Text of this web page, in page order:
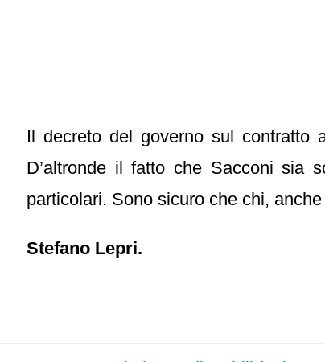
Il decreto del governo sul contratto
D’altronde il fatto che Sacconi sia
particolari. Sono sicuro che chi,
Stefano Lepri.